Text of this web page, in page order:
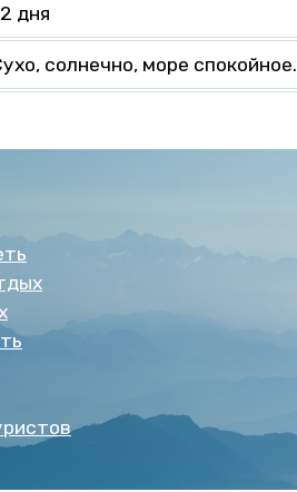
дня
солнечно, море спокойное.